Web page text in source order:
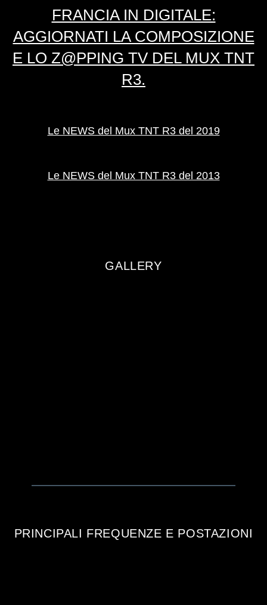
FRANCIA IN DIGITALE:
AGGIORNATI LA COMPOSIZIONE
E LO Z@PPING TV DEL MUX TNT
R3.
Le NEWS del Mux TNT R3 del 2019
Le NEWS del Mux TNT R3 del 2013
GALLERY
PRINCIPALI FREQUENZE E POSTAZIONI